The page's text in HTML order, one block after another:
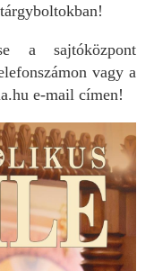
a sajtóközpont
vagy a
e-mail címen!